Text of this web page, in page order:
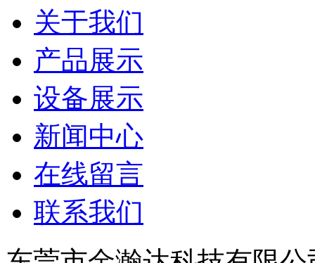
关于我们
产品展示
设备展示
新闻中心
在线留言
联系我们